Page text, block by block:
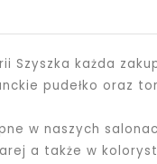
Szyszka każda
pudełko oraz
w naszych
a także w